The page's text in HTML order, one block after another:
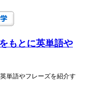
単語やフレーズを紹介す